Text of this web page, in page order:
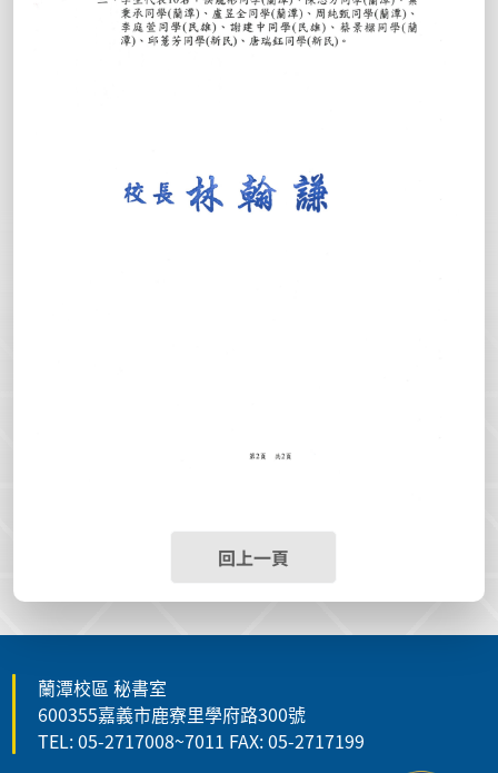
回上一頁
蘭潭校區 秘書室
600355嘉義市鹿寮里學府路300號
TEL: 05-2717008~7011 FAX: 05-2717199